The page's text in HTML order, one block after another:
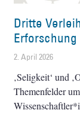
Dritte
2. April 2026
‚Seligkeit‘ und
Themenfelder